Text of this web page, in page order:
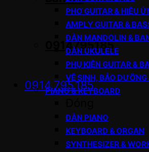
0914795185
0914.795.185
PHƠ GUITAR & HIỆU
AMPLY GUITAR &
ĐÀN MANDOLIN &
ĐÀN UKULELE
PHỤ KIỆN GUITAR &
VỆ SINH, BẢO DƯỠNG
PIANO & KEYBOARD
ĐÀN PIANO
KEYBOARD & ORGAN
SYNTHESIZER &